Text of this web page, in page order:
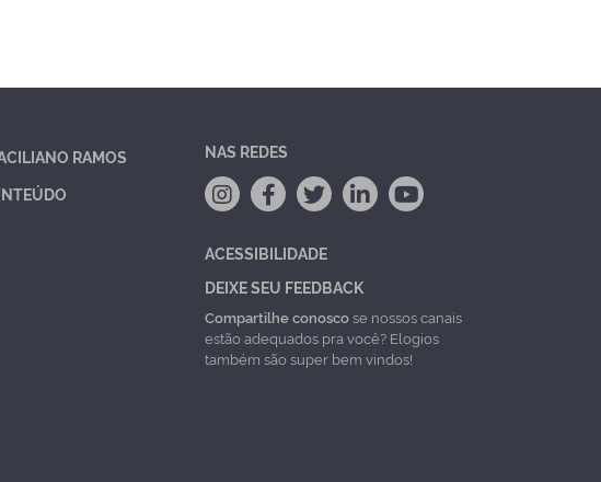
RAMOS
NAS REDES
ACESSIBILIDADE
DEIXE SEU FEEDBACK
Compartilhe conoscose nossos canais
estão adequados pra você? Elogios
também são super bem vindos!